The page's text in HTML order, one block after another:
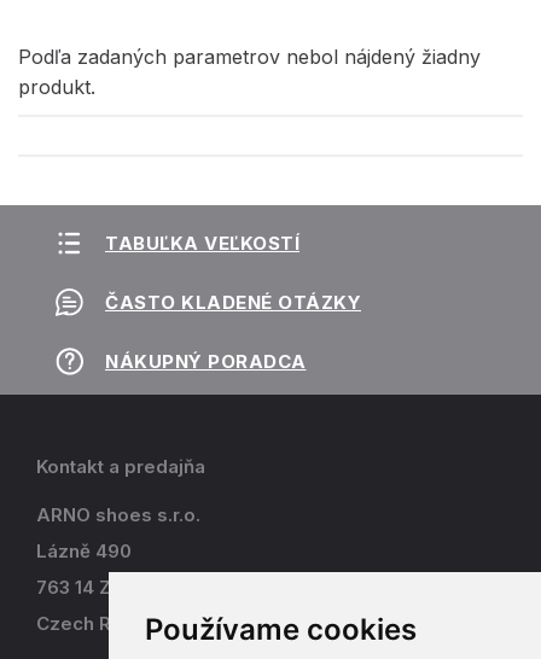
Používame cookies
Podľa zadaných parametrov nebol nájdený žiadny
produkt.
TABUĽKA VEĽKOSTÍ
ČASTO KLADENÉ OTÁZKY
NÁKUPNÝ PORADCA
Kontakt a predajňa
ARNO shoes s.r.o.
Lázně 490
763 14 Zlín - Kostelec
Czech Republic